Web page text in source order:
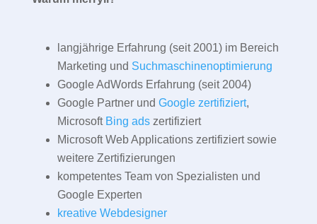
langjährige Erfahrung (seit 2001) im Bereich
Marketing und Suchmaschinenoptimierung
Google AdWords Erfahrung (seit 2004)
Google Partner und Google zertifiziert,
Microsoft Bing adszertifiziert
Microsoft Web Applications zertifiziert sowie
weitere Zertifizierungen
kompetentes Team von Spezialisten und
Google Experten
kreative Webdesigner